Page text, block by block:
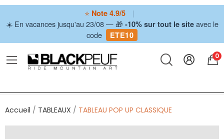
⭐ Note 4.9/5
|
☀️ En vacances jusqu'au 23/08 — 🎁 -10% sur tout le siteavec le
code
ETE10
0
Accueil TABLEAUX TABLEAU POP UP CLASSIQUE